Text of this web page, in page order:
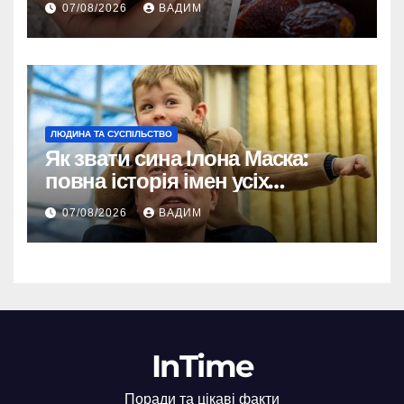
07/08/2026 ВАДИМ
ЛЮДИНА ТА СУСПІЛЬСТВО
Як звати сина Ілона Маска:
повна історія імен усіх
хлопчиків мільярдера
07/08/2026 ВАДИМ
InTime
Поради та цікаві факти